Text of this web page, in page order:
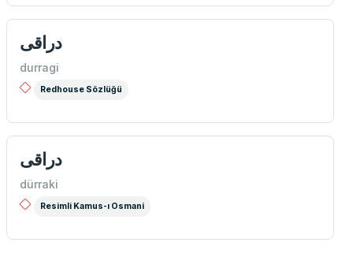
دراقی
durragi
Redhouse Sözlüğü
دراقی
dürraki
Resimli Kamus-ı Osmani